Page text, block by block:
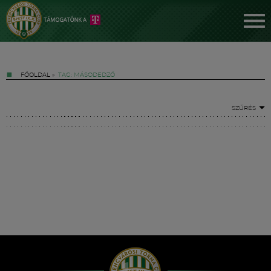
FŐOLDAL » TAG: MÁSODEDZŐ
SZŰRÉS
Hírek